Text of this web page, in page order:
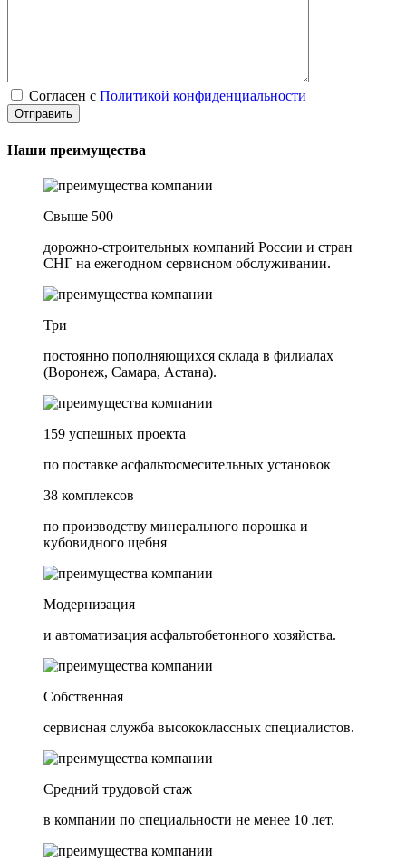
Согласен с Политикой конфиденциальности
Наши преимущества
Свыше 500
дорожно-строительных компаний России и стран
СНГ на ежегодном сервисном обслуживании.
Три
постоянно пополняющихся склада в филиалах
(Воронеж, Самара, Астана).
159 успешных проекта
по поставке асфальтосмесительных установок
38 комплексов
по производству минерального порошка и
кубовидного щебня
Модернизация
и автоматизация асфальтобетонного хозяйства.
Собственная
сервисная служба высококлассных специалистов.
Средний трудовой стаж
в компании по специальности не менее 10 лет.